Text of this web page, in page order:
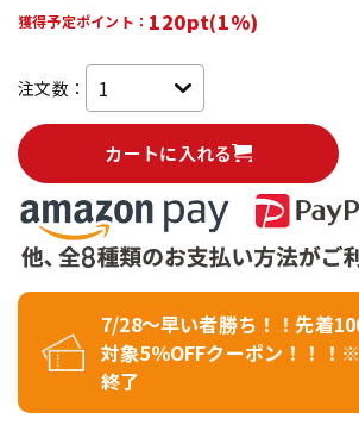
獲得予定ポイント： 120pt(1%)
注文数：
カートに入れる
7/28～早い者勝ち！！先着
対象5％OFFクーポン！！！
終了